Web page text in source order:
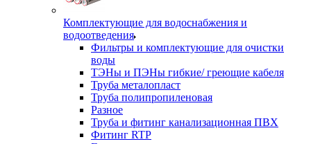
Комплектующие для водоснабжения и
водоотведения
Фильтры и комплектующие для очистки
воды
ТЭНы и ПЭНы гибкие/ греющие кабеля
Труба металопласт
Труба полипропиленовая
Разное
Труба и фитинг канализационная ПВХ
Фитинг RTP